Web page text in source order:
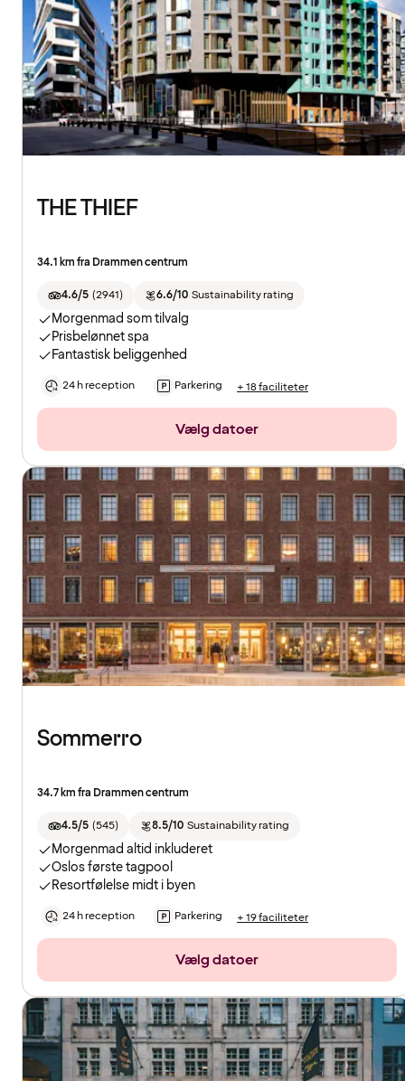
THE THIEF
34.1 km fra Drammen centrum
4.6/5 (2941) 6.6/10 Sustainability rating
Morgenmad som tilvalg
Prisbelønnet spa
Fantastisk beliggenhed
24 h reception Parkering + 18 faciliteter
Vælg datoer
Sommerro
34.7 km fra Drammen centrum
4.5/5 (545) 8.5/10 Sustainability rating
Morgenmad altid inkluderet
Oslos første tagpool
Resortfølelse midt i byen
24 h reception Parkering + 19 faciliteter
Vælg datoer